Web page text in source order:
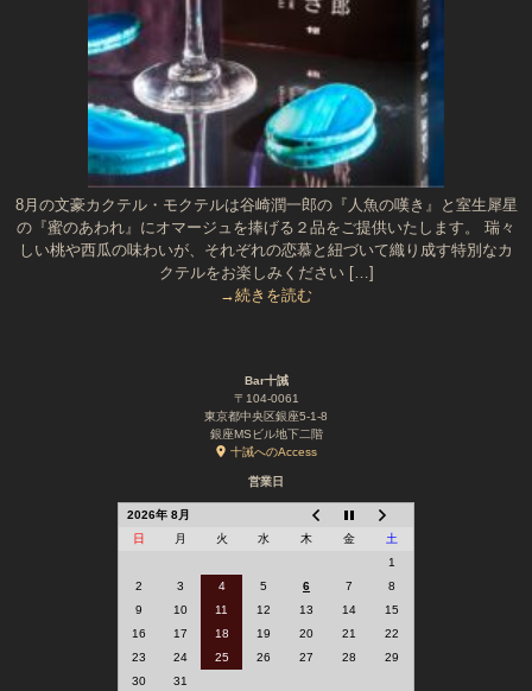
8月の文豪カクテル・モクテルは谷崎潤一郎の『人魚の嘆き』と室生犀星
の『蜜のあわれ』にオマージュを捧げる２品をご提供いたします。 瑞々
しい桃や西瓜の味わいが、それぞれの恋慕と紐づいて織り成す特別なカ
クテルをお楽しみください […]
→続きを読む
Bar十誡
〒104-0061
東京都中央区銀座5-1-8
銀座MSビル地下二階
十誡へのAccess
営業日
2026年 8月
日
月 火 水 木 金
土
1
2
3 4 5 6 7
8
9
10 11 12 13 14
15
16
17 18 19 20 21
22
23
24 25 26 27 28
29
30
31